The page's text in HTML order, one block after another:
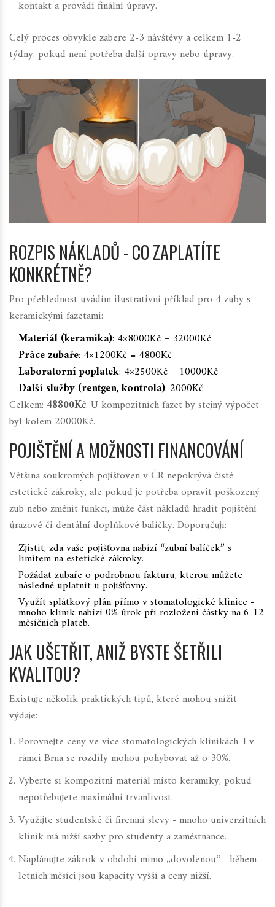
kontakt a provádí finální úpravy.
Celý proces obvykle zabere 2-3 návštěvy a celkem 1-2
týdny, pokud není potřeba další opravy nebo úpravy.
ROZPIS NÁKLADŮ - CO ZAPLATÍTE
KONKRÉTNĚ?
Pro přehlednost uvádím ilustrativní příklad pro 4 zuby s
keramickými fazetami:
Materiál (keramika): 4×8000Kč = 32000Kč
Práce zubaře: 4×1200Kč = 4800Kč
Laboratorní poplatek: 4×2500Kč = 10000Kč
Další služby (rentgen, kontrola): 2000Kč
Celkem: 48800Kč. U kompozitních fazet by stejný výpočet
byl kolem 20000Kč.
POJIŠTĚNÍ A MOŽNOSTI FINANCOVÁNÍ
Většina soukromých pojišťoven v ČR nepokrývá čistě
estetické zákroky, ale pokud je potřeba opravit poškozený
zub nebo změnit funkci, může část nákladů hraditpojištění
úrazové či dentální doplňkové balíčky. Doporučuji:
Zjistit, zda vaše pojišťovna nabízí “zubní balíček” s
limitem na estetické zákroky.
Požádat zubaře o podrobnou fakturu, kterou můžete
následně uplatnit u pojišťovny.
Využít splátkový plán přímo vstomatologické klinice -
mnoho klinik nabízí 0% úrok při rozložení částky na 6-12
měsíčních plateb.
JAK UŠETŘIT, ANIŽ BYSTE ŠETŘILI
KVALITOU?
Existuje několik praktických tipů, které mohou snížit
výdaje:
Porovnejte ceny ve více stomatologických klinikách. I v
rámci Brna se rozdíly mohou pohybovat až o 30%.
Vyberte si kompozitní materiál místo keramiky, pokud
nepotřebujete maximální trvanlivost.
Využijte studentské či firemní slevy - mnoho univerzitních
klinik má nižší sazby pro studenty a zaměstnance.
Naplánujte zákrok v období mimo „dovolenou“ - během
letních měsíci jsou kapacity vyšší a ceny nižší.